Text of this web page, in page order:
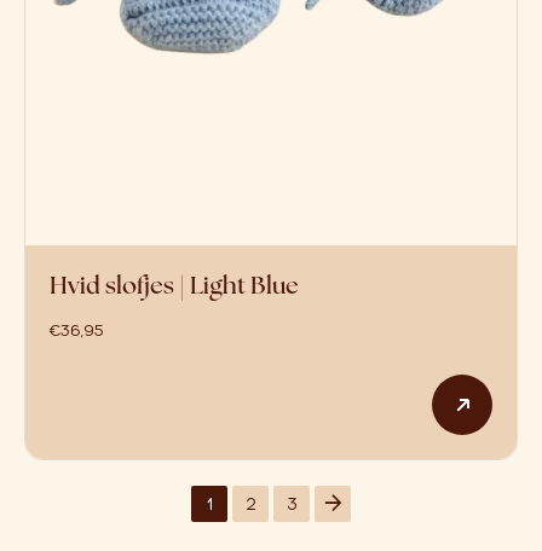
Hvid slofjes | Light Blue
€36,95
Dit
1 2 3